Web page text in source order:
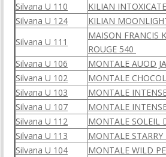
Silvana U 110
KILIAN
Silvana U 124
KILIAN
Silvana U 111
MAISON FRANCIS
ROUGE 540
Silvana U 106
MONTALE AUOD
Silvana U 102
MONTALE
Silvana U 103
MONTALE
Silvana U 107
MONTALE
Silvana U 112
MONTALE SOLEIL
Silvana U 113
MONTALE
Silvana U 104
MONTALE WILD